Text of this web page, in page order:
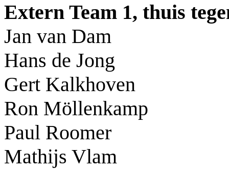
Extern Team 1, thuis
Jan van Dam
Hans de Jong
Gert Kalkhoven
Ron Möllenkamp
Paul Roomer
Mathijs Vlam